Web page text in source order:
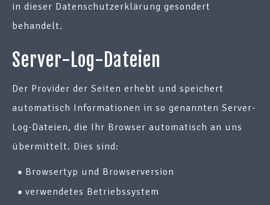
in dieser Datenschutzerklärung gesondert
behandelt.
Server-Log-Dateien
Der Provider der Seiten erhebt und speichert
automatisch Informationen in so genannten Server-
Log-Dateien, die Ihr Browser automatisch an uns
übermittelt. Dies sind:
Browsertyp und Browserversion
verwendetes Betriebssystem